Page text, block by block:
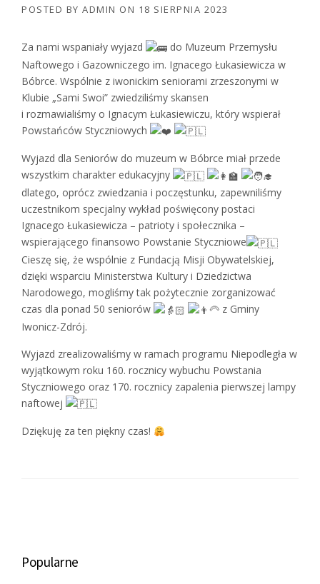
POSTED BY ADMIN ON 18 SIERPNIA 2023
Za nami wspaniały wyjazd
do Muzeum Przemysłu
Naftowego i Gazowniczego im. Ignacego Łukasiewicza w
Bóbrce. Wspólnie z iwonickim seniorami zrzeszonymi w
Klubie „Sami Swoi” zwiedziliśmy skansen
i rozmawialiśmy o Ignacym Łukasiewiczu, który wspierał
Powstańców Styczniowych
Wyjazd dla Seniorów do muzeum w Bóbrce miał przede
wszystkim charakter edukacyjny
dlatego, oprócz zwiedzania i poczęstunku, zapewniliśmy
uczestnikom specjalny wykład poświęcony postaci
Ignacego Łukasiewicza – patrioty i społecznika –
wspierającego finansowo Powstanie Styczniowe
Cieszę się, że wspólnie z Fundacją Misji Obywatelskiej,
dzięki wsparciu Ministerstwa Kultury i Dziedzictwa
Narodowego, mogliśmy tak pożytecznie zorganizować
czas dla ponad 50 seniorów
z Gminy
Iwonicz-Zdrój.
Wyjazd zrealizowaliśmy w ramach programu Niepodległa w
wyjątkowym roku 160. rocznicy wybuchu Powstania
Styczniowego oraz 170. rocznicy zapalenia pierwszej lampy
naftowej
Dziękuję za ten piękny czas!
Popularne